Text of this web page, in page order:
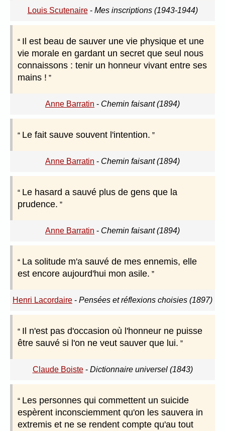
Louis Scutenaire- Mes inscriptions (1943-1944)
Il est beau de sauver une vie physique et une
vie morale en gardant un secret que seul nous
connaissons : tenir un honneur vivant entre ses
mains !
Anne Barratin - Chemin faisant (1894)
Le fait sauve souvent l'intention.
Anne Barratin - Chemin faisant (1894)
Le hasard a sauvé plus de gens que la
prudence.
Anne Barratin - Chemin faisant (1894)
La solitude m'a sauvé de mes ennemis, elle
est encore aujourd'hui mon asile.
Henri Lacordaire - Pensées et réflexions choisies (1897)
Il n'est pas d'occasion où l'honneur ne puisse
être sauvé si l'on ne veut sauver que lui.
Claude Boiste- Dictionnaire universel (1843)
Les personnes qui commettent un suicide
espèrent inconsciemment qu'on les sauvera in
extremis et ne se rendent compte qu'au tout